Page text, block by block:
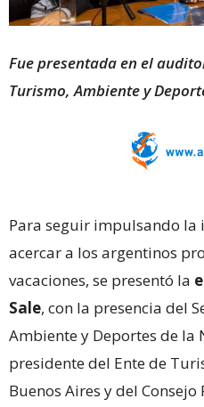
Fue presentada en el
Turismo, Ambiente y
Para seguir impulsando la
acercar a los argentinos
vacaciones, se presentó la
Sale, con la presencia del
Ambiente y Deportes de la
presidente del Ente de
Buenos Aires y del Consejo